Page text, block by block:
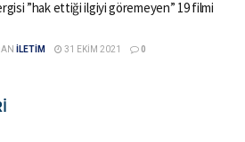
”hak ettiği ilgiyi göremeyen” 19 filmi
İLETİM 31 EKIM 2021 0